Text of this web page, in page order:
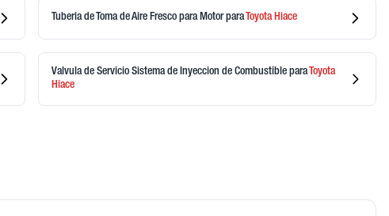
Tuberia de Toma de Aire Fresco para Motor para ToyotaHiace
Valvula de Servicio Sistema de Inyeccion de CombustibleparaToyota
Hiace